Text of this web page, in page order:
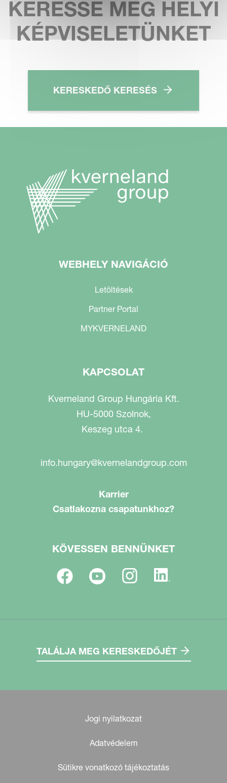
KERESSE MEG HELYI
KÉPVISELETÜNKET
KERESKEDŐ KERESÉS
WEBHELY NAVIGÁCIÓ
Letöltések
Partner Portal
MYKVERNELAND
KAPCSOLAT
Kverneland Group Hungária Kft.
HU-5000 Szolnok,
Keszeg utca 4.
info.hungary@kvernelandgroup.com
Karrier
Csatlakozna csapatunkhoz?
KÖVESSEN BENNÜNKET
TALÁLJA MEG KERESKEDŐJÉT
Jogi nyilatkozat
Adatvédelem
Sütikre vonatkozó tájékoztatás